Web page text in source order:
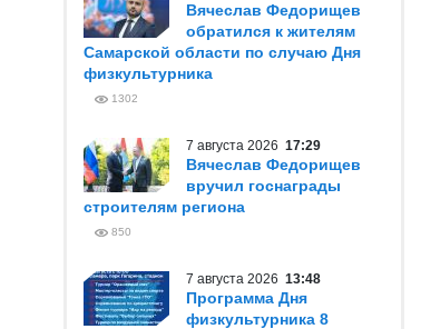
Вячеслав Федорищев
обратился к жителям
Самарской области по случаю Дня
физкультурника
1302
7 августа 2026 17:29
Вячеслав Федорищев
вручил госнаграды
строителям региона
850
7 августа 2026 13:48
Программа Дня
физкультурника 8